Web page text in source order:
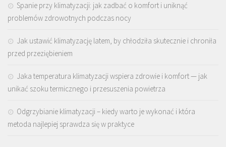
Spanie przy klimatyzacji: jak zadbać o komfort i uniknąć
problemów zdrowotnych podczas nocy
Jak ustawić klimatyzację latem, by chłodziła skutecznie i chroniła
przed przeziębieniem
Jaka temperatura klimatyzacji wspiera zdrowie i komfort — jak
unikać szoku termicznego i przesuszenia powietrza
Odgrzybianie klimatyzacji – kiedy warto je wykonać i która
metoda najlepiej sprawdza się w praktyce